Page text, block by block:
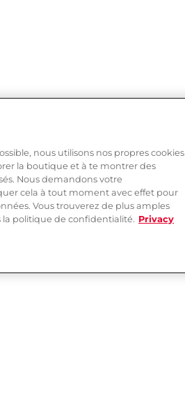
nous utilisons nos propres cookies
la boutique et à te montrer des
Nous demandons votre
cela à tout moment avec effet pour
Vous trouverez de plus amples
politique de confidentialité. Privacy